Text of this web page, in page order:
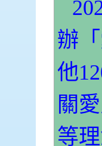
辦
他
關
等